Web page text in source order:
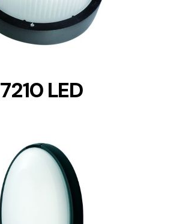
7210 LED